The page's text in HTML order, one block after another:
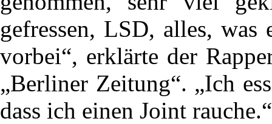
gefressen, LSD, alles,
vorbei“, erklärte der
„Berliner Zeitung“. „Ich
dass ich einen Joint rauche.“